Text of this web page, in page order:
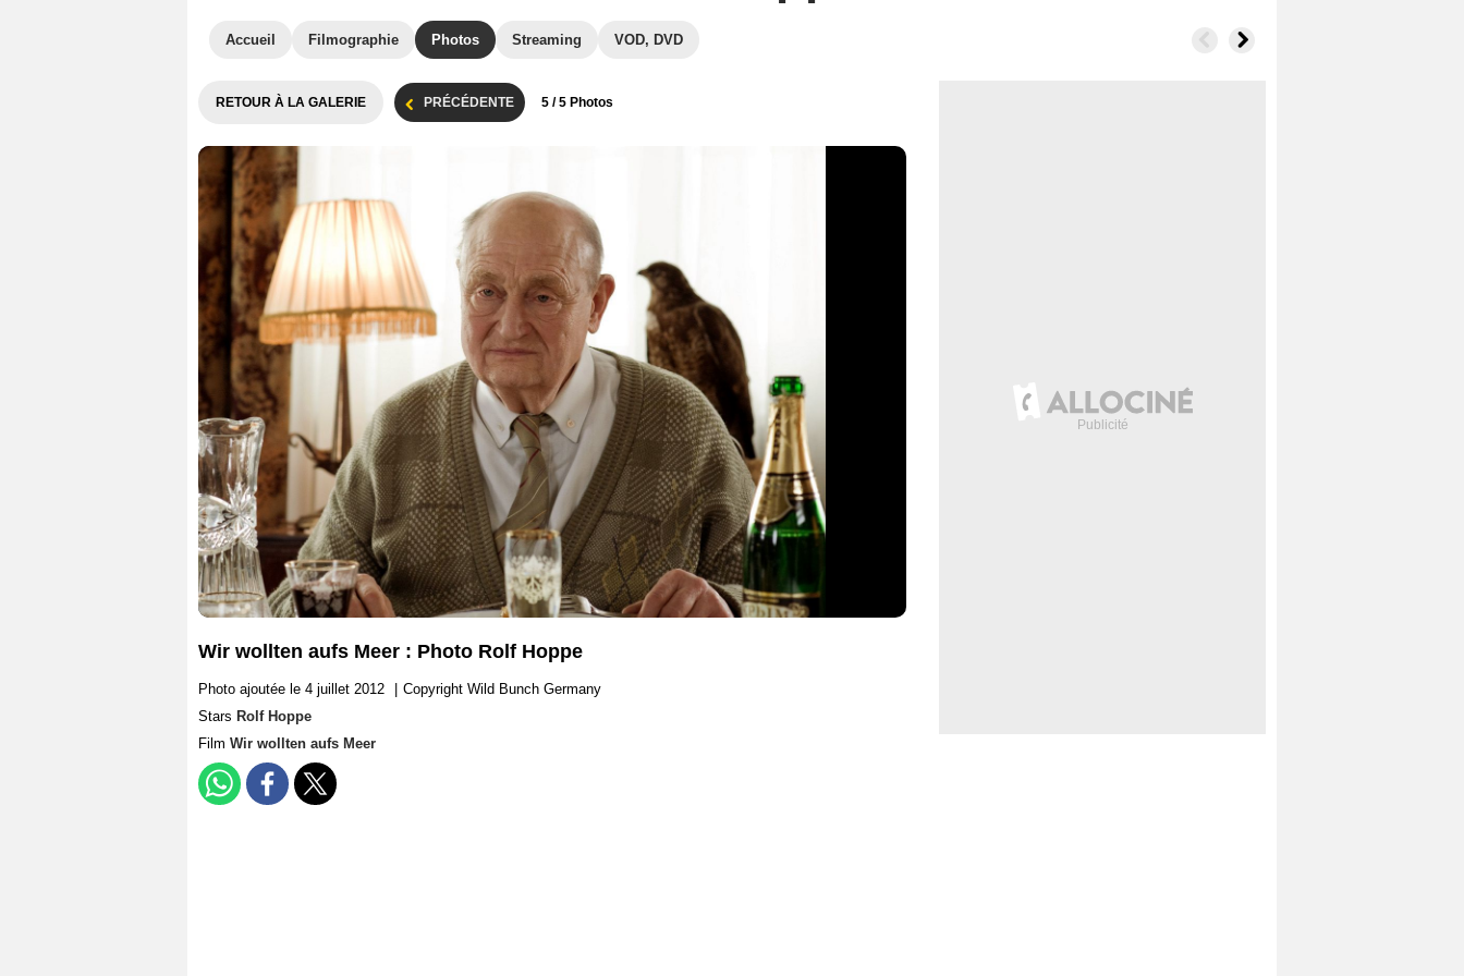
Accueil Filmographie Photos Streaming VOD, DVD
RETOUR À LA GALERIE PRÉCÉDENTE 5 / 5 Photos
Wir wollten aufs Meer : Photo Rolf Hoppe
Photo ajoutée le 4 juillet 2012
Copyright Wild Bunch Germany
Stars Rolf Hoppe
Film Wir wollten aufs Meer